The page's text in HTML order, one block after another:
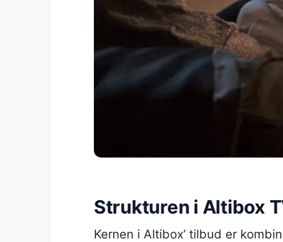
Strukturen i Altibox
Kernen i Altibox’ tilbud er